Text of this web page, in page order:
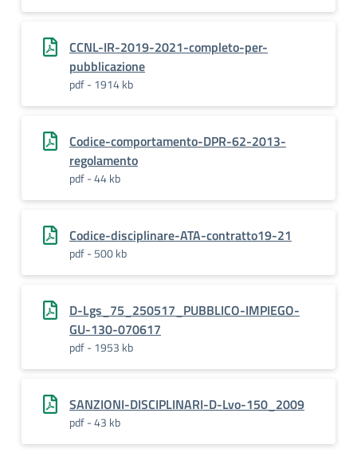
CCNL-IR-2019-2021-completo-per-
pubblicazione
pdf - 1914 kb
Codice-comportamento-DPR-62-2013-
regolamento
pdf - 44 kb
Codice-disciplinare-ATA-contratto19-21
pdf - 500 kb
D-Lgs_75_250517_PUBBLICO-IMPIEGO-
GU-130-070617
pdf - 1953 kb
SANZIONI-DISCIPLINARI-D-Lvo-150_2009
pdf - 43 kb